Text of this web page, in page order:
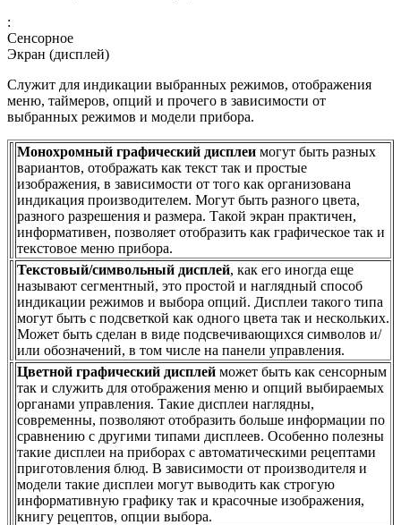
:
Сенсорное
Экран (дисплей)
Служит для индикации выбранных режимов, отображения
меню, таймеров, опций и прочего в зависимости от
выбранных режимов и модели прибора.
Монохромный графический дисплеи могут быть разных
вариантов, отображать как текст так и простые
изображения, в зависимости от того как организована
индикация производителем. Могут быть разного цвета,
разного разрешения и размера. Такой экран практичен,
информативен, позволяет отобразить как графическое так и
текстовое меню прибора.
Текстовый/символьный дисплей, как его иногда еще
называют сегментный, это простой и наглядный способ
индикации режимов и выбора опций. Дисплеи такого типа
могут быть с подсветкой как одного цвета так и нескольких.
Может быть сделан в виде подсвечивающихся символов и/
или обозначений, в том числе на панели управления.
Цветной графический дисплей может быть как сенсорным
так и служить для отображения меню и опций выбираемых
органами управления. Такие дисплеи наглядны,
современны, позволяют отобразить больше информации по
сравнению с другими типами дисплеев. Особенно полезны
такие дисплеи на приборах с автоматическими рецептами
приготовления блюд. В зависимости от производителя и
модели такие дисплеи могут выводить как строгую
информативную графику так и красочные изображения,
книгу рецептов, опции выбора.